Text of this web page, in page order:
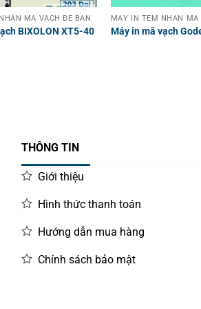
MÃ VẠCH ĐỂ BÀN
BIXOLON XT5-40
MÁY IN TEM NHÃN MÃ
Máy in mã vạch
THÔNG TIN
Giới thiệu
Hình thức thanh toán
Hướng dẫn mua hàng
Chính sách bảo mật